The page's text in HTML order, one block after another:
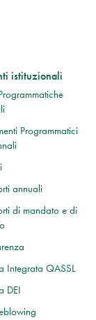
istituzionali
Programmatici
annuali
di mandato e di
Integrata QASSL
DEI